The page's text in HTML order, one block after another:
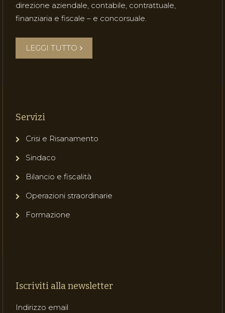
direzione aziendale, contabile, contrattuale,
finanziaria e fiscale – e concorsuale.
LEGGI TUTTO
Servizi
Crisi e Risanamento
Sindaco
Bilancio e fiscalità
Operazioni straordinarie
Formazione
Iscriviti alla newsletter
Indirizzo email